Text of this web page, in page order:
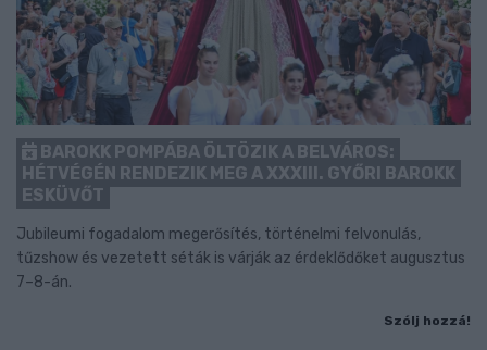
BAROKK POMPÁBA ÖLTÖZIK A BELVÁROS:
HÉTVÉGÉN RENDEZIK MEG A XXXIII. GYŐRI BAROKK
ESKÜVŐT
Jubileumi fogadalom megerősítés, történelmi felvonulás,
tűzshow és vezetett séták is várják az érdeklődőket augusztus
7–8-án.
Szólj hozzá!